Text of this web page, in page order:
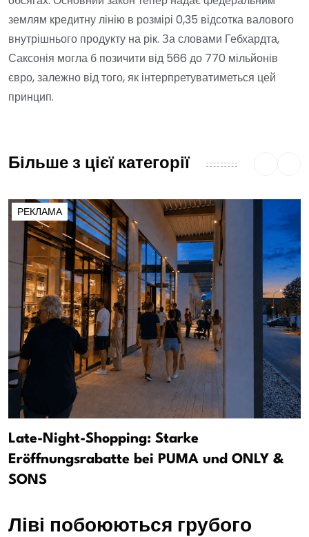
землям кредитну лінію в розмірі 0,35 відсотка валового
внутрішнього продукту на рік. За словами Гебхардта,
Саксонія могла б позичити від 566 до 770 мільйонів
євро, залежно від того, як інтерпретуватиметься цей
принцип.
Більше з цієї категорії
РЕКЛАМА
Late-Night-Shopping: Starke
Eröffnungsrabatte bei PUMA und ONLY &
SONS
Ліві побоюються грубого